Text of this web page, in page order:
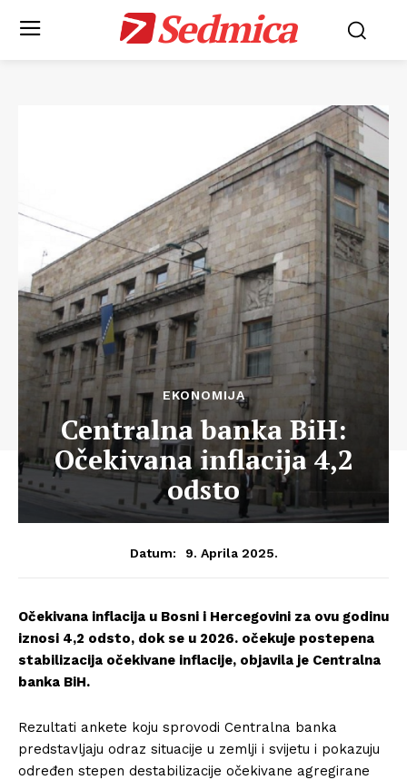
Sedmica
EKONOMIJA
Centralna banka BiH:
Očekivana inflacija 4,2
odsto
Datum: 9. Aprila 2025.
Očekivana inflacija u Bosni i Hercegovini za ovu godinu
iznosi 4,2 odsto, dok se u 2026. očekuje postepena
stabilizacija očekivane inflacije, objavila je Centralna
banka BiH.
Rezultati ankete koju sprovodi Centralna banka
predstavljaju odraz situacije u zemlji i svijetu i pokazuju
određen stepen destabilizacije očekivane agregirane